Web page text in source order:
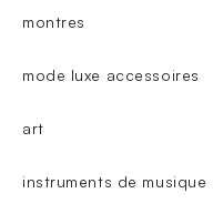
montres
mode luxe accessoires
art
instruments de musique